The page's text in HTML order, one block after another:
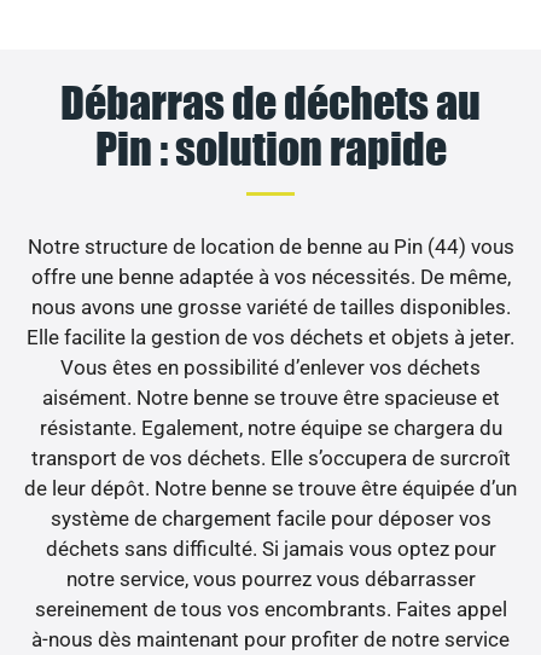
Débarras de déchets au
Pin : solution rapide
Notre structure de location de benne au Pin (44) vous
offre une benne adaptée à vos nécessités. De même,
nous avons une grosse variété de tailles disponibles.
Elle facilite la gestion de vos déchets et objets à jeter.
Vous êtes en possibilité d’enlever vos déchets
aisément. Notre benne se trouve être spacieuse et
résistante. Egalement, notre équipe se chargera du
transport de vos déchets. Elle s’occupera de surcroît
de leur dépôt. Notre benne se trouve être équipée d’un
système de chargement facile pour déposer vos
déchets sans difficulté. Si jamais vous optez pour
notre service, vous pourrez vous débarrasser
sereinement de tous vos encombrants. Faites appel
à-nous dès maintenant pour profiter de notre service